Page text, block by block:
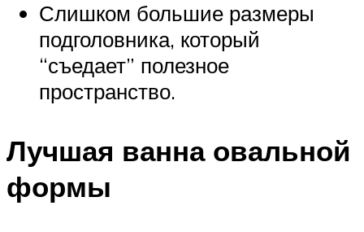
Слишком большие размеры
подголовника, который
“съедает” полезное
пространство.
Лучшая ванна овальной
формы